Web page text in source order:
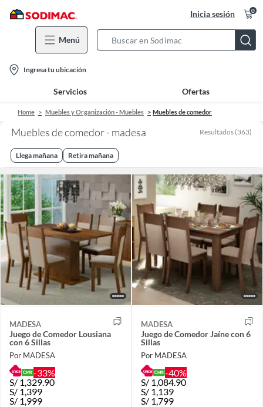
Inicia sesión 0
Menú
Bar
location-
icon
Ingresa tu ubicación
Servicios Ofertas
Home Muebles y Organización - Muebles Muebles de comedor
Muebles de comedor - madesa Resultados (363)
Llega mañana Retira mañana
MADESA
Juego de Comedor Lousiana
con 6 Sillas
Por MADESA
-33%
S/ 1,329.90
S/ 1,399
S/ 1,999
MADESA
Juego de Comedor Jaíne con 6
Sillas
Por MADESA
-40%
S/ 1,084.90
S/ 1,139
S/ 1,799